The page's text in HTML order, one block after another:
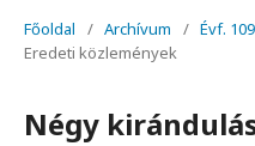
Főoldal / Archívum / Évf.
Eredeti közlemények
Négy